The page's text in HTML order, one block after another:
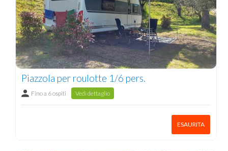
Piazzola per roulotte 1/6 pers.
Fino a 6 ospiti Vedi dettaglio
ESAURITA